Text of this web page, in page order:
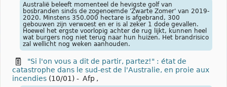
Australië beleeft momenteel de hevigste golf van
bosbranden sinds de zogenoemde 'Zwarte Zomer' van 2019-
2020. Minstens 350.000 hectare is afgebrand, 300
gebouwen zijn verwoest en er is al zeker 1 dode gevallen.
Hoewel het ergste voorlopig achter de rug lijkt, kunnen heel
wat burgers nog niet terug naar hun huizen. Het brandrisico
zal wellicht nog weken aanhouden.
"Si l'on vous a dit de partir, partez!" : état de
catastrophe dans le sud-est de l'Australie, en proie aux
incendies (10/01) - Afp ,